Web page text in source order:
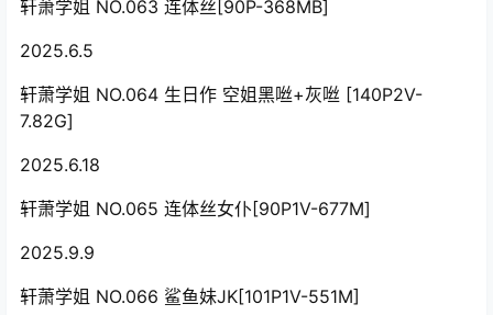
轩萧学姐 NO.063 连体丝[90P-368MB]
2025.6.5
轩萧学姐 NO.064 生日作 空姐黑咝+灰咝 [140P2V-
7.82G]
2025.6.18
轩萧学姐 NO.065 连体丝女仆[90P1V-677M]
2025.9.9
轩萧学姐 NO.066 鲨鱼妹JK[101P1V-551M]